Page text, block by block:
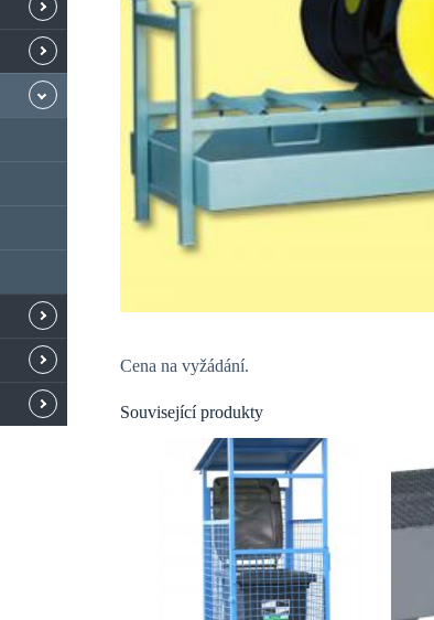
Cena na vyžádání.
Související produkty